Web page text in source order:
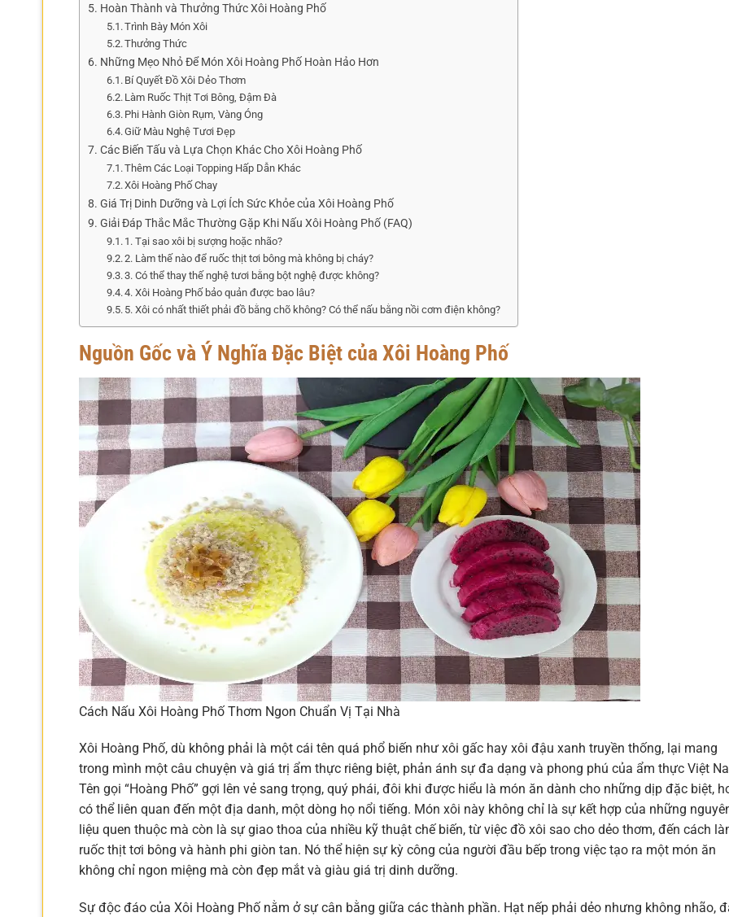
Hoàn Thành và Thưởng Thức Xôi Hoàng Phố
Trình Bày Món Xôi
Thưởng Thức
Những Mẹo Nhỏ Để Món Xôi Hoàng Phố Hoàn Hảo Hơn
Bí Quyết Đồ Xôi Dẻo Thơm
Làm Ruốc Thịt Tơi Bông, Đậm Đà
Phi Hành Giòn Rụm, Vàng Óng
Giữ Màu Nghệ Tươi Đẹp
Các Biến Tấu và Lựa Chọn Khác Cho Xôi Hoàng Phố
Thêm Các Loại Topping Hấp Dẫn Khác
Xôi Hoàng Phố Chay
Giá Trị Dinh Dưỡng và Lợi Ích Sức Khỏe của Xôi Hoàng Phố
Giải Đáp Thắc Mắc Thường Gặp Khi Nấu Xôi Hoàng Phố (FAQ)
1. Tại sao xôi bị sượng hoặc nhão?
2. Làm thế nào để ruốc thịt tơi bông mà không bị cháy?
3. Có thể thay thế nghệ tươi bằng bột nghệ được không?
4. Xôi Hoàng Phố bảo quản được bao lâu?
5. Xôi có nhất thiết phải đồ bằng chõ không? Có thể nấu bằng nồi cơm điện không?
Nguồn Gốc và Ý Nghĩa Đặc Biệt của Xôi Hoàng Phố
Cách Nấu Xôi Hoàng Phố Thơm Ngon Chuẩn Vị Tại Nhà
Xôi Hoàng Phố, dù không phải là một cái tên quá phổ biến như xôi gấc hay xôi đậu xanh truyền thống, lại mang
trong mình một câu chuyện và giá trị ẩm thực riêng biệt, phản ánh sự đa dạng và phong phú của ẩm thực Việt
Tên gọi “Hoàng Phố” gợi lên vẻ sang trọng, quý phái, đôi khi được hiểu là món ăn dành cho những dịp đặc biệt,
có thể liên quan đến một địa danh, một dòng họ nổi tiếng. Món xôi này không chỉ là sự kết hợp của những
liệu quen thuộc mà còn là sự giao thoa của nhiều kỹ thuật chế biến, từ việc đồ xôi sao cho dẻo thơm, đến cách
ruốc thịt tơi bông và hành phi giòn tan. Nó thể hiện sự kỳ công của người đầu bếp trong việc tạo ra một món ăn
không chỉ ngon miệng mà còn đẹp mắt và giàu giá trị dinh dưỡng.
Sự độc đáo của Xôi Hoàng Phố nằm ở sự cân bằng giữa các thành phần. Hạt nếp phải dẻo nhưng không nhão,